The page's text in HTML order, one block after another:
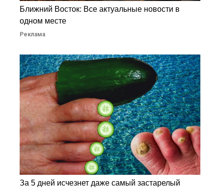
Ближний Восток: Все актуальные новости в
одном месте
Реклама
За 5 дней исчезнет даже самый застарелый